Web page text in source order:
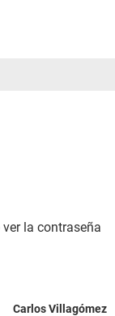
la contraseña
Carlos Villagómez